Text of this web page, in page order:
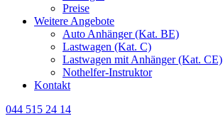
Preise
Weitere Angebote
Auto Anhänger (Kat. BE)
Lastwagen (Kat. C)
Lastwagen mit Anhänger (Kat. CE)
Nothelfer-Instruktor
Kontakt
044 515 24 14